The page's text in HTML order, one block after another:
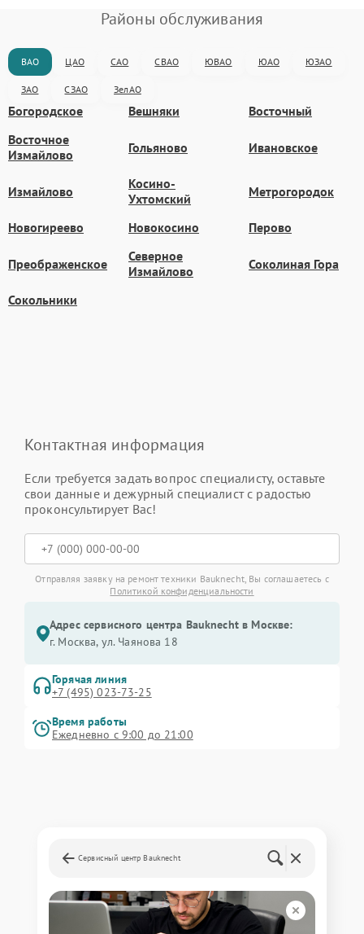
Районы обслуживания
ВАО ЦАО САО СВАО ЮВАО ЮАО ЮЗАО
ЗАО СЗАО ЗелАО
Богородское Вешняки
Восточный
Восточное
Измайлово
Гольяново Ивановское
Измайлово
Косино-
Ухтомский
Метрогородок
Новогиреево Новокосино Перово
Преображенское
Северное
Измайлово
Соколиная Гора
Сокольники
Контактная информация
Если требуется задать вопрос специалисту, оставьте
свои данные и дежурный специалист с радостью
проконсультирует Вас!
Отправляя заявку на ремонт техники Bauknecht, Вы соглашаетесь с
Политикой конфиденциальности
Адрес сервисного центра Bauknecht в Москве:
г. Москва, ул. Чаянова 18
Горячая линия
+7 (495) 023-73-25
Время работы
Ежедневно с 9:00 до 21:00
Сервисный центр Bauknecht